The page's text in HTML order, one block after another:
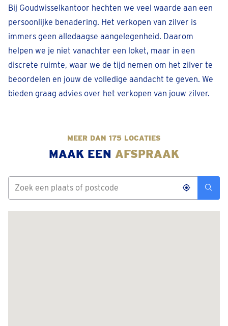
Bij Goudwisselkantoor hechten we veel waarde aan een
persoonlijke benadering. Het verkopen van zilver is
immers geen alledaagse aangelegenheid. Daarom
helpen we je niet vanachter een loket, maar in een
discrete ruimte, waar we de tijd nemen om het zilver te
beoordelen en jouw de volledige aandacht te geven. We
bieden graag advies over het verkopen van jouw zilver.
MEER DAN 175 LOCATIES
MAAK EEN AFSPRAAK